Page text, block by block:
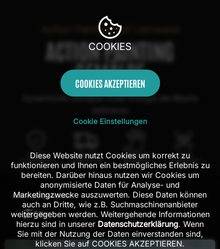
Action Painting auf Leinwand
ACTION PAINTING
GEMÄLDE
Dynamische Gemälde voller Energie die Räume
100 Tage
Rückgaberecht
Kostenloser
Versand in DE
100% echte
Handarbeit
Mit AR
Probehängen
FILTER:304 ERGEBNISSE
Filter
COOKIES
COOKIES AKZEPTIEREN
Cookie Einstellungen
Diese Website nutzt Cookies um korrekt zu
funktionieren und Ihnen ein bestmögliches Erlebnis zu
bereiten. Darüber hinaus nutzen wir Cookies um
anonymisierte Daten für Analyse- und
Marketingzwecke auszuwerten. Diese Daten können
auch an Dritte, wie z.B. Suchmaschinenanbieter
weitergegeben werden. Weitergehende Informationen
hierzu sind in unserer Datenschutzerklärung. Wenn
Sie mit der Nutzung der Daten einverstanden sind,
klicken Sie auf COOKIES AKZEPTIEREN.